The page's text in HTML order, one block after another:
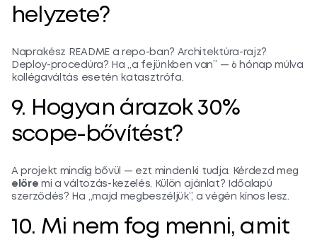
helyzete?
Naprakész README a repo-ban? Architektúra-rajz?
Deploy-procedúra? Ha „a fejünkben van” — 6 hónap múlva
kollégaváltás esetén katasztrófa.
9. Hogyan árazok 30%
scope-bővítést?
A projekt mindig bővül — ezt mindenki tudja. Kérdezd meg
előre mi a változás-kezelés. Külön ajánlat? Időalapú
szerződés? Ha „majd megbeszéljük”, a végén kínos lesz.
10. Mi nem fog menni, amit